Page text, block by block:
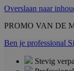
Overslaan naar
PROMO VAN DE
Ben je professional
Stevig